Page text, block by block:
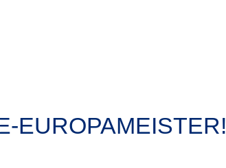
EUROPAMEISTER!